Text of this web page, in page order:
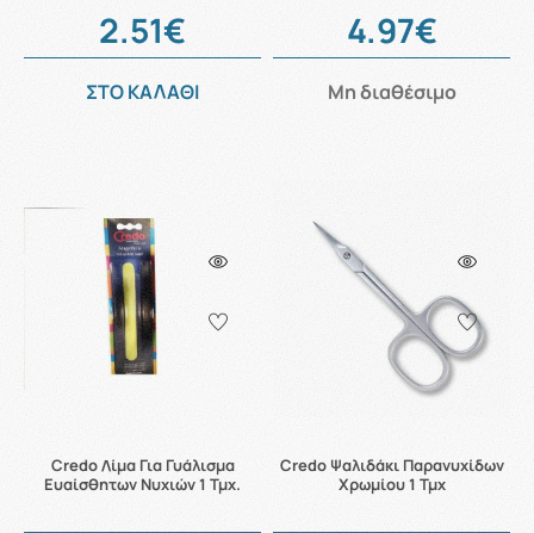
2.51€
ΣΤΟ ΚΑΛΑΘΙ
4.97€
Μη διαθέσιμο
Credo Λίμα Για Γυάλισμα
Ευαίσθητων Νυχιών 1 Τμχ.
Credo Ψαλιδάκι Παρανυχίδων
Χρωμίου 1 Τμχ